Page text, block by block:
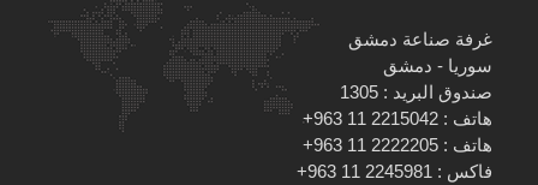
غرفة صناعة دمشق
سوريا - دمشق
صندوق البريد : 1305
هاتف : 2215042 11 963+
هاتف : 2222205 11 963+
فاكس : 2245981 11 963+